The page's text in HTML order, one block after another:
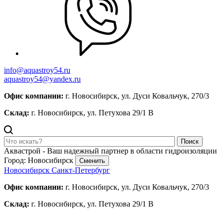
info@aquastroy54.ru
aquastroy54@yandex.ru
Офис компании: г. Новосибирск, ул. Дуси Ковальчук, 270/3
Склад: г. Новосибирск, ул. Петухова 29/1 В
Поиск
Аквастрой - Ваш надежный партнер в области гидроизоляции
Город: Новосибирск
Сменить
Новосибирск Санкт-Петербург
Офис компании: г. Новосибирск, ул. Дуси Ковальчук, 270/3
Склад: г. Новосибирск, ул. Петухова 29/1 В